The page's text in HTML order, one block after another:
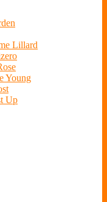
Lillard
Young
Up